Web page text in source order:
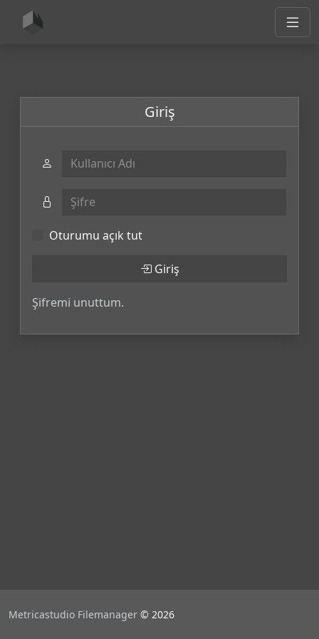
Giriş
Kullanıcı Adı
Şifre
Oturumu açık tut
Giriş
Şifremi unuttum.
Metricastudio Filemanager © 2026